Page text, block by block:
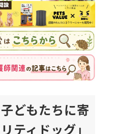
どもたちに寄
ティドッグ」